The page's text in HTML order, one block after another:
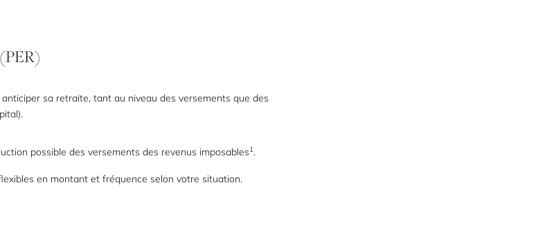
(PER)
sa retraite, tant au niveau des versements que des
possible des versements des revenus imposables1 .
en montant et fréquence selon votre situation.